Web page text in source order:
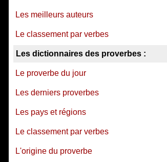
Les meilleurs auteurs
Le classement par verbes
Les dictionnaires des proverbes :
Le proverbe du jour
Les derniers proverbes
Les pays et régions
Le classement par verbes
L'origine du proverbe